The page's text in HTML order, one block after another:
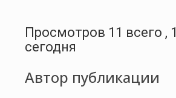
Просмотров 11 всего , 1
сегодня
Автор публикации